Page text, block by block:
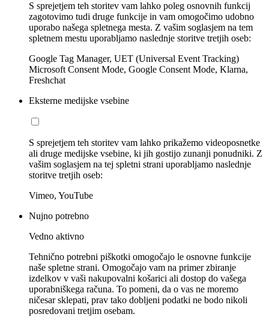
S sprejetjem teh storitev vam lahko poleg osnovnih funkcij
zagotovimo tudi druge funkcije in vam omogočimo udobno
uporabo našega spletnega mesta. Z vašim soglasjem na tem
spletnem mestu uporabljamo naslednje storitve tretjih oseb:
Google Tag Manager, UET (Universal Event Tracking)
Microsoft Consent Mode, Google Consent Mode, Klarna,
Freshchat
Eksterne medijske vsebine
S sprejetjem teh storitev vam lahko prikažemo videoposnetke
ali druge medijske vsebine, ki jih gostijo zunanji ponudniki. Z
vašim soglasjem na tej spletni strani uporabljamo naslednje
storitve tretjih oseb:
Vimeo, YouTube
Nujno potrebno
Vedno aktivno
Tehnično potrebni piškotki omogočajo le osnovne funkcije
naše spletne strani. Omogočajo vam na primer zbiranje
izdelkov v vaši nakupovalni košarici ali dostop do vašega
uporabniškega računa. To pomeni, da o vas ne moremo
ničesar sklepati, prav tako dobljeni podatki ne bodo nikoli
posredovani tretjim osebam.